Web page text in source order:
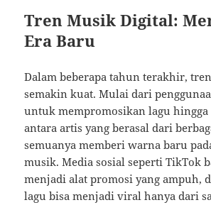
Tren Musik Digital:
Era Baru
Dalam beberapa tahun terakhir,
semakin kuat. Mulai dari
untuk mempromosikan lagu
antara artis yang berasal dari
semuanya memberi warna baru
musik. Media sosial seperti TikTok
menjadi alat promosi yang ampuh,
lagu bisa menjadi viral hanya dari